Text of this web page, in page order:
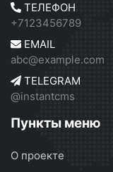
ТЕЛЕФОН
+7123456789
EMAIL
abc@example.com
TELEGRAM
@instantcms
Пункты меню
О проекте